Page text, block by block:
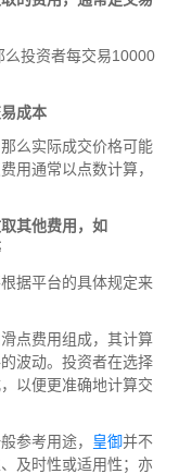
投资者每交易10000
成本
么实际成交价格可能
用通常以点数计算，
其他费用，如
据平台的具体规定来
点费用组成，其计算
波动。投资者在选择
以便更准确地计算交
参考用途， 皇御并不
及时性或适用性；亦